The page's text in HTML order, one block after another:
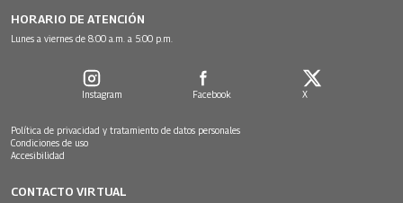
HORARIO DE ATENCIÓN
Lunes a viernes de 8:00 a.m. a 5:00 p.m.
Instagram Facebook X
Política de privacidad y tratamiento de datos personales
Condiciones de uso
Accesibilidad
CONTACTO VIRTUAL